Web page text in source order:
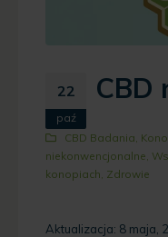
22
paź
CBD
CBD Badania
niekonwencjonalne
konopiach Zdrowie
Aktualizacja: 8 maja,